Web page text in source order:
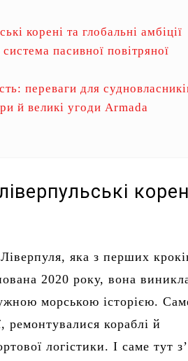
корені та глобальні амбіції
пасивної повітряної
переваги для
й великі угоди Armada
яка з перших
2020 року, вона
морською історією.
ремонтувалися кораблі й
логістики. І саме тут